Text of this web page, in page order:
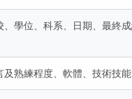
、學位、科系、日期、最終
及熟練程度、軟體、技術技能